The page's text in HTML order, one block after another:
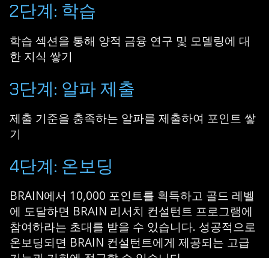
2단계: 학습
학습 섹션을 통해 양적 금융 연구 및 모델링에 대
한 지식 쌓기
3단계: 알파 제출
제출 기준을 충족하는 알파를 제출하여 포인트 쌓
기
4단계: 온보딩
BRAIN에서 10,000 포인트를 획득하고 골드 레벨
에 도달하면 BRAIN 리서치 컨설턴트 프로그램에
참여하라는 초대를 받을 수 있습니다. 성공적으로
온보딩되면 BRAIN 컨설턴트에게 제공되는 고급